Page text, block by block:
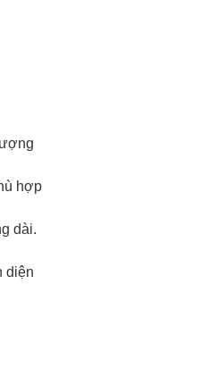
hợp
dài.
diện